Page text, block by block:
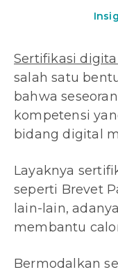
Sertifikasi
salah satu
bahwa
kompetensi
bidang digital
Layaknya
seperti Brevet
lain-lain,
membantu
Bermodalkan